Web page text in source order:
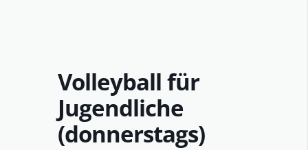
Volleyball für
Jugendliche
(donnerstags)